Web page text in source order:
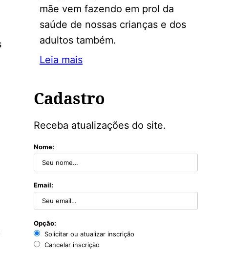
mãe vem fazendo em prol da
saúde de nossas crianças e dos
adultos também.
Leia mais
Cadastro
Receba atualizações do site.
Nome:
Email:
Opção:
Solicitar ou atualizar inscrição
Cancelar inscrição